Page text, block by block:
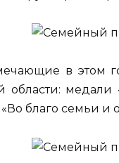
в этом
области: медали
благо семьи и